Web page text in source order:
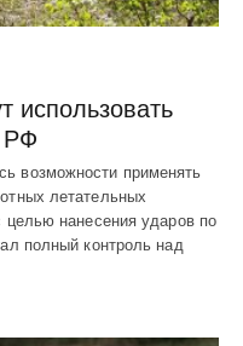
использовать
РФ
возможности применять
летательных
целью нанесения ударов по
полный контроль над